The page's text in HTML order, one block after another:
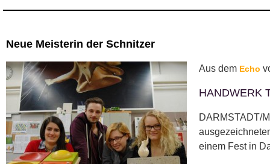
Neue Meisterin der Schnitzer
Aus dem Echo
HANDWERK
DARMSTADT/
einem Fest in